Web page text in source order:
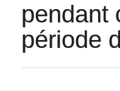
pendant
période